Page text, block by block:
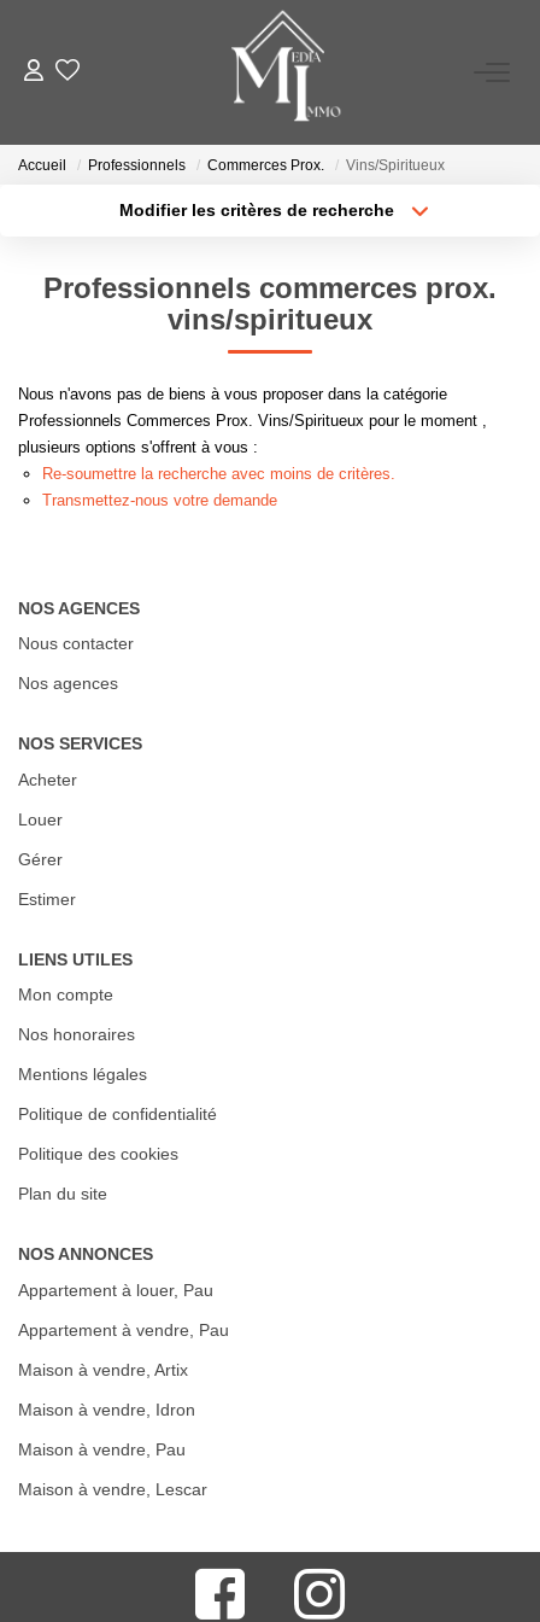
A VENDRE
GESTION LOCATIVE
NOS AGENCES
TÉMOIGNAGES
Accueil Professionnels Commerces Prox. Vins/Spiritueux
Modifier les critères de recherche
Type de bien
Surface min
Créer une alerte
Professionnels commerces prox.
vins/spiritueux
Nous n'avons pas de biens à vous proposer dans la catégorie
Professionnels Commerces Prox. Vins/Spiritueux pour le moment ,
plusieurs options s'offrent à vous :
Re-soumettre la recherche avec moins de critères.
Transmettez-nous votre demande
NOS AGENCES
Nous contacter
Nos agences
NOS SERVICES
Acheter
Louer
Gérer
Estimer
LIENS UTILES
Mon compte
Nos honoraires
Mentions légales
Politique de confidentialité
Politique des cookies
Plan du site
NOS ANNONCES
Appartement à louer, Pau
Appartement à vendre, Pau
Maison à vendre, Artix
Maison à vendre, Idron
Maison à vendre, Pau
Maison à vendre, Lescar